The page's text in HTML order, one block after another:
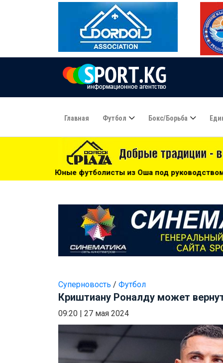
Главная Футбол Бокс/борьба
из Оша под руководством Азамата Байматова
Суперновость / Футбол
Криштиану Роналду может
09:20 27 мая 2024